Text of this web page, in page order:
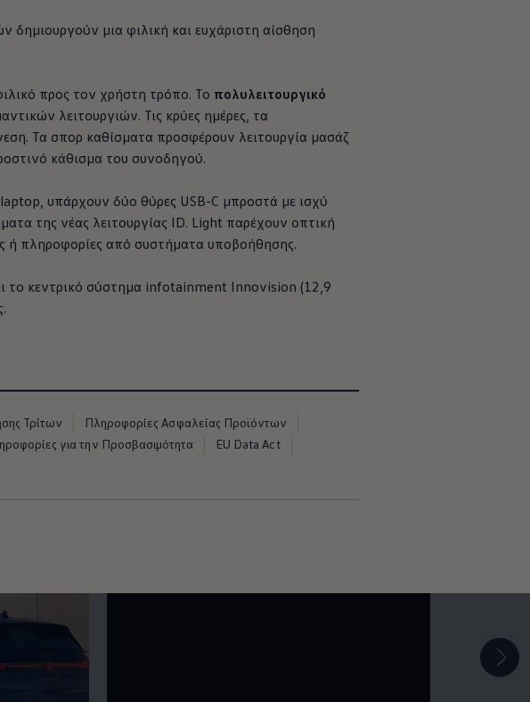
μια φιλική και ευχάριστη αίσθηση
προς τον χρήστη τρόπο. Το πολυλειτουργικό
λειτουργιών. Τις κρύες ημέρες, τα
Τα σπορ καθίσματα προσφέρουν λειτουργία μασάζ
κάθισμα του συνοδηγού.
υπάρχουν δύο θύρες USB-C μπροστά με ισχύ
της νέας λειτουργίας ID. Light παρέχουν οπτική
ή πληροφορίες από συστήματα υποβοήθησης.
το κεντρικό σύστημα infotainment Innovision (12,9
Τρίτων
Πληροφορίες Ασφαλείας Προϊόντων
για την Προσβασιμότητα
EU Data Act